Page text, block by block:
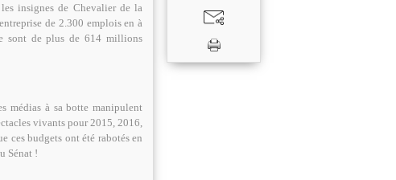
insignes de Chevalier de la
de 2.300 emplois en à
sont de plus de 614 millions
médias à sa botte manipulent
vivants pour 2015, 2016,
ces budgets ont été rabotés en
Sénat !